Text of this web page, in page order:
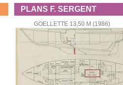
PLANS F. SERGENT
GOELLETTE 13,50 M (1986)